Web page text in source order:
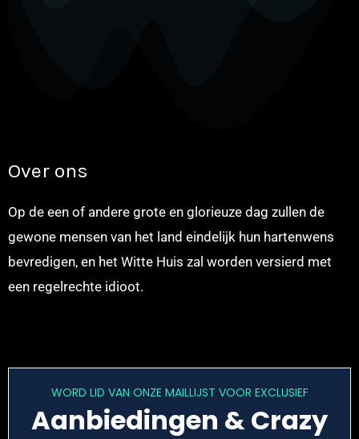
Over ons
Op de een of andere grote en glorieuze dag zullen de
gewone mensen van het land eindelijk hun hartenwens
bevredigen, en het Witte Huis zal worden versierd met
een regelrechte idioot.
WORD LID VAN ONZE MAILLIJST VOOR EXCLUSIEF
Aanbiedingen & Crazy